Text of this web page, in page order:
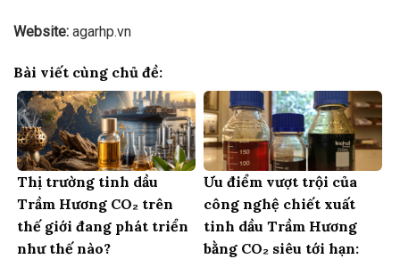
Website: agarhp.vn
Bài viết cùng chủ đề:
Thị trường tinh dầu
Trầm Hương CO₂ trên
thế giới đang phát triển
như thế nào?
Ưu điểm vượt trội của
công nghệ chiết xuất
tinh dầu Trầm Hương
bằng CO₂ siêu tới hạn: